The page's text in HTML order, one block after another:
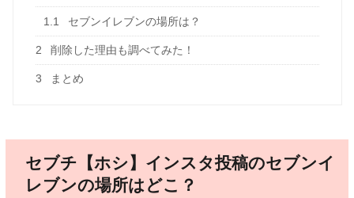
1.1 セブンイレブンの場所は？
2 削除した理由も調べてみた！
3 まとめ
セブチ【ホシ】インスタ投稿のセブンイ
レブンの場所はどこ？